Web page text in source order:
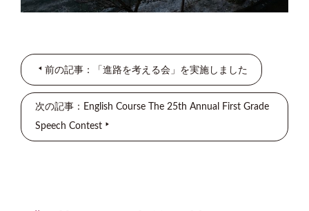
前の記事：「進路を考える会」を実施しました
次の記事：English Course The 25th Annual First Grade
Speech Contest